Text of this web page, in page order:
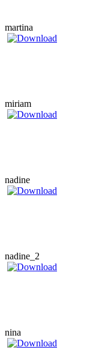
martina
miriam
nadine
nadine_2
nina